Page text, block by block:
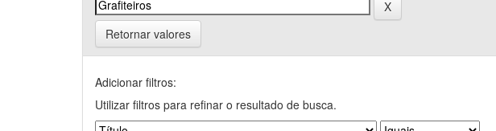
Retornar valores
Adicionar filtros:
Utilizar filtros para refinar o resultado de busca.